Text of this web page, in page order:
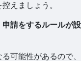
えましょう。
請をするルールが設
可能性があるので、